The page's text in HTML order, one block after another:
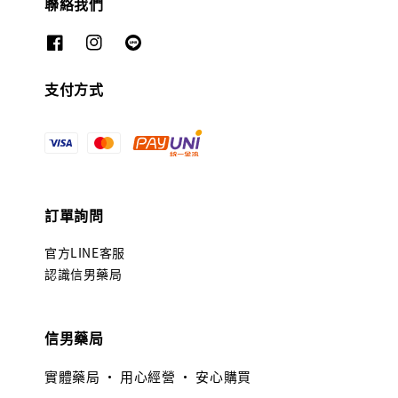
支付方式
訂單詢問
官方LINE客服
認識信男藥局
信男藥局
實體藥局 · 用心經營 · 安心購買